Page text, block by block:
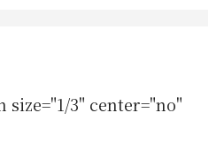
3" center="no"